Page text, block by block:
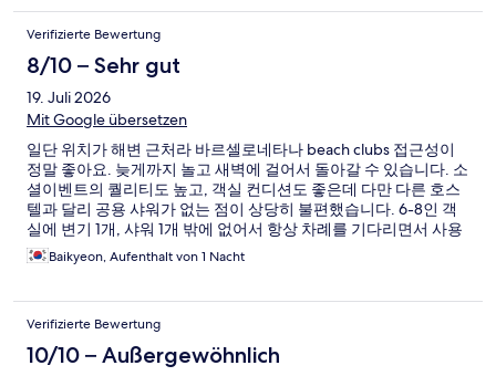
Verifizierte Bewertung
8/10 – Sehr gut
19. Juli 2026
Mit Google übersetzen
일단 위치가 해변 근처라 바르셀로네타나 beach clubs 접근성이
정말 좋아요. 늦게까지 놀고 새벽에 걸어서 돌아갈 수 있습니다. 소
셜이벤트의 퀄리티도 높고, 객실 컨디션도 좋은데 다만 다른 호스
텔과 달리 공용 샤워가 없는 점이 상당히 불편했습니다. 6-8인 객
실에 변기 1개, 샤워 1개 밖에 없어서 항상 차례를 기다리면서 사용
해야했고, 또 침대와 화장실이 바로 붙어있어서 누가 늦은 시간에
샤워하면 그 소리가 자는 사람들에게 다 들린다는 점이 좀 불편했
Baikyeon, Aufenthalt von 1 Nacht
Verifizierte Bewertung
10/10 – Außergewöhnlich